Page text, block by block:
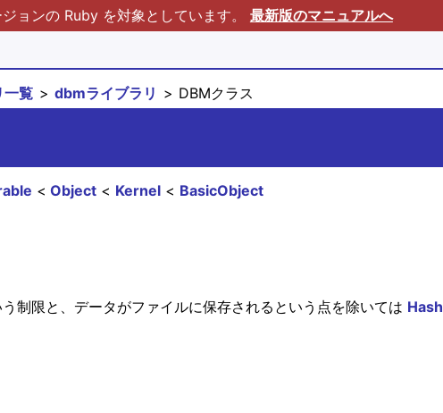
ョンの Ruby を対象としています。 最新版のマニュアルへ
一覧 dbmライブラリ DBMクラス
BasicObject
Kernel
Object
制限と、データがファイルに保存されるという点を除いては Hash